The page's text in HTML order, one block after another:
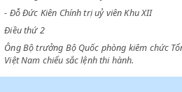
- Nguyễn Chánh Chính trị uỷ viên Khu V
- Nguyễn Thế Viên
Tức Song Hào Chính trị uỷ viên Khu X